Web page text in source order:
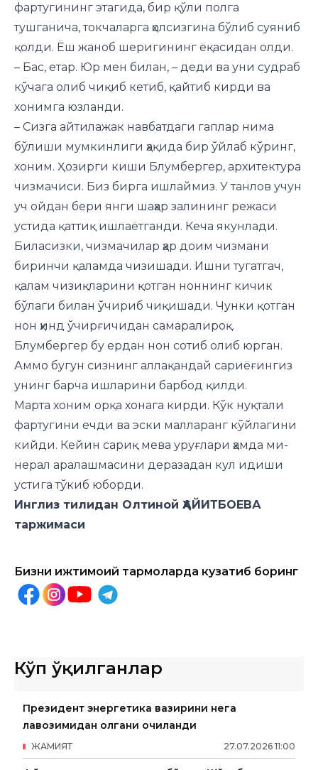
фартуги­нинг этагида, бир қўли полга
тушганича, токчаларга ҳолсизгина бўлиб суяниб
қолди. Ёш жаноб шеригининг ёқасидан олди.
– Бас, етар. Юр мен билан, – деди ва уни судраб
кўчага олиб чиқиб кетиб, қайтиб кирди ва
хонимга юзланди.
– Сизга айтилажак навбатдаги гаплар нима
бўлиши мумкинлиги ҳақида бир ўйлаб кўринг,
хоним. Ҳозирги киши Блумбергер, архитектура
чизмачиси. Биз бирга ишлаймиз. У танлов учун
уч ойдан бери янги шаҳар залининг режаси
устида қаттиқ ишлаётганди. Кеча якунлади.
Биласизки, чизмачилар ҳар доим чизмани
биринчи қаламда чизишади. Ишни тугатгач,
қалам чизиқларини қотган ноннинг кичик
бўлаги билан ўчириб чиқишади. Чунки қотган
нон ҳинд ўчирғичидан самаралироқ.
Блумбергер бу ердан нон сотиб олиб юрган.
Аммо бугун сизнинг аллақандай сариёғингиз
унинг барча ишларини барбод қилди.
Марта хоним орқа хонага кирди. Кўк нуқтали
фартугини ечди ва эски малларанг кўйлагини
кий­ди. Кейин сариқ мева уруғлари ҳамда ми­
нерал аралашмасини деразадан кул идиши
устига тўкиб юборди.
Инглиз тилидан Олтиной ҲАЙИТБОЕВА
таржимаси
Бизни ижтимоий тармоқларда кузатиб боринг
Кўп ўқилганлар
Президент энергетика вазирини нега
лавозимидан олгани очиқланди
27.07.2026 11:00
ЖАМИЯТ